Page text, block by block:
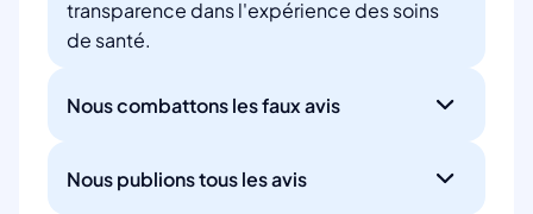
transparence dans l'expérience des soins
de santé.
Nous combattons les faux avis
Nous publions tous les avis